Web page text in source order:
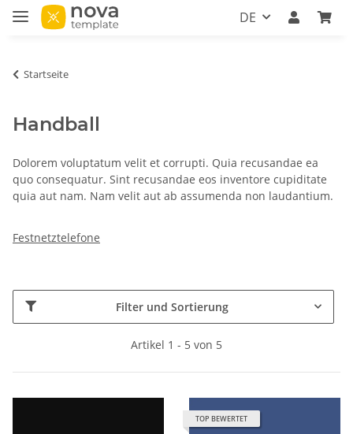
DE
Startseite
Handball
Dolorem voluptatum velit et corrupti. Quia recusandae ea
quo consequatur. Sint recusandae eos inventore cupiditate
quia aut nam. Nam velit aut ab assumenda non laudantium.
Festnetztelefone
Filter und Sortierung
Artikel 1 - 5 von 5
TOP BEWERTET